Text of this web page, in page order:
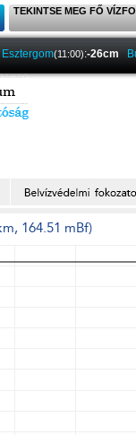
TEKINTSE MEG FŐ
Esztergom(11:00):-26cm